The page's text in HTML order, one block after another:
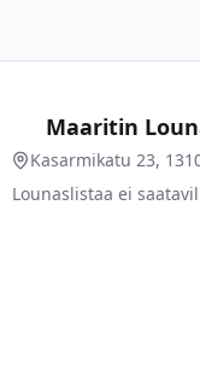
Maaritin
Kasarmikatu 23,
Lounaslistaa ei